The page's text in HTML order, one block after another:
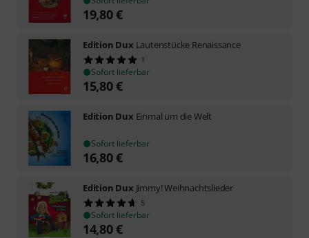
19,80€
Edition Dux Lautenstücke Renaissance
1
Sofort lieferbar
15,80€
Edition Dux Einmal um die Welt
Sofort lieferbar
16,80€
Edition Dux Jimmy! Weihnachtslieder
5
Sofort lieferbar
14,80€